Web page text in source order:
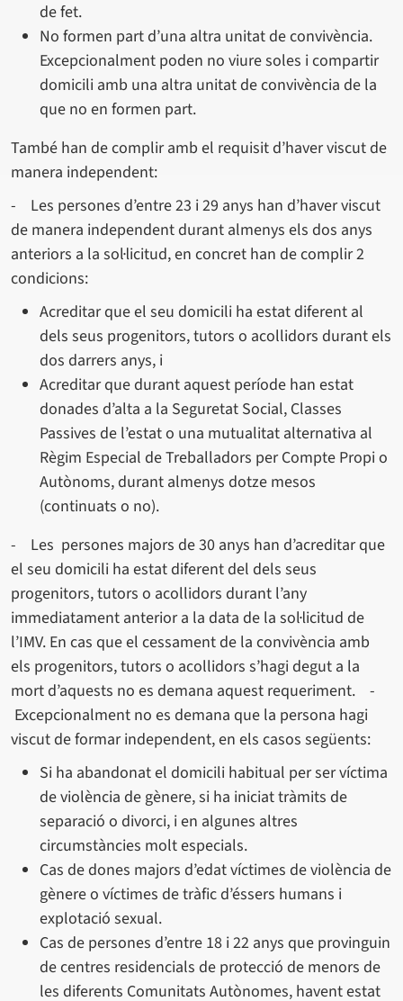
de fet.
No formen part d’una altra unitat de convivència.
Excepcionalment poden no viure soles i compartir
domicili amb una altra unitat de convivència de la
que no en formen part.
També han de complir amb el requisit d’haver viscut de
manera independent:
- Les persones d’entre 23 i 29 anys han d’haver viscut
de manera independent durant almenys els dos anys
anteriors a la sol·licitud, en concret han de complir 2
condicions:
Acreditar que el seu domicili ha estat diferent al
dels seus progenitors, tutors o acollidors durant els
dos darrers anys, i
Acreditar que durant aquest període han estat
donades d’alta a la Seguretat Social, Classes
Passives de l’estat o una mutualitat alternativa al
Règim Especial de Treballadors per Compte Propi o
Autònoms, durant almenys dotze mesos
(continuats o no).
- Les persones majors de 30 anys han d’acreditar que
el seu domicili ha estat diferent del dels seus
progenitors, tutors o acollidors durant l’any
immediatament anterior a la data de la sol·licitud de
l’IMV. En cas que el cessament de la convivència amb
els progenitors, tutors o acollidors s’hagi degut a la
mort d’aquests no es demana aquest requeriment. -
Excepcionalment no es demana que la persona hagi
viscut de formar independent, en els casos següents:
Si ha abandonat el domicili habitual per ser víctima
de violència de gènere, si ha iniciat tràmits de
separació o divorci, i en algunes altres
circumstàncies molt especials.
Cas de dones majors d’edat víctimes de violència de
gènere o víctimes de tràfic d’éssers humans i
explotació sexual.
Cas de persones d’entre 18 i 22 anys que provinguin
de centres residencials de protecció de menors de
les diferents Comunitats Autònomes, havent estat